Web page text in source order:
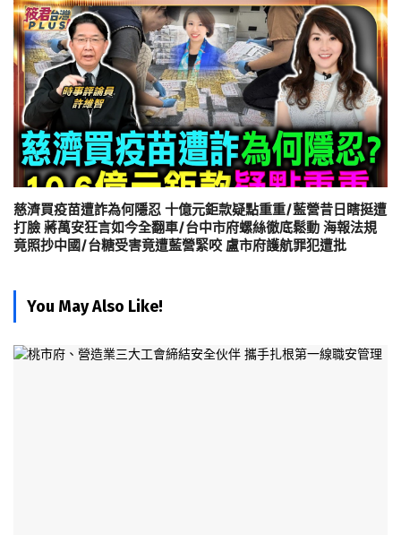
慈濟買疫苗遭詐為何隱忍 十億元鉅款疑點重重/藍營昔日瞎挺遭
打臉 蔣萬安狂言如今全翻車/台中市府螺絲徹底鬆動 海報法規
竟照抄中國/台糖受害竟遭藍營緊咬 盧市府護航罪犯遭批
You May Also Like!